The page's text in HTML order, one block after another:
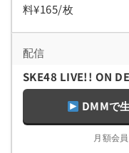
料¥165/枚
配信
SKE48 LIVE!! ON
DMMで
月額会